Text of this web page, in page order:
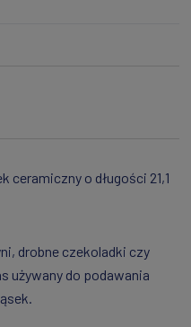
ceramiczny o długości 21,1
drobne czekoladki czy
używany do podawania